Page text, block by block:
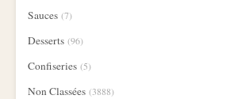
Sauces (7)
Desserts (96)
Confiseries (5)
Non Classées (3888)